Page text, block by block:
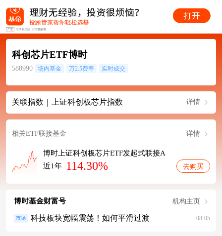
科创芯片ETF博时
588990 场内基金 万2.5费率 实时成交
关联指数｜上证科创板芯片指数 详情
相关ETF联接基金 详情
博时上证科创板芯片ETF发起式联接A
近1年
114.30% 去购买
博时基金财富号 机构主页
市场 科技板块宽幅震荡！如何平滑过渡 08-05